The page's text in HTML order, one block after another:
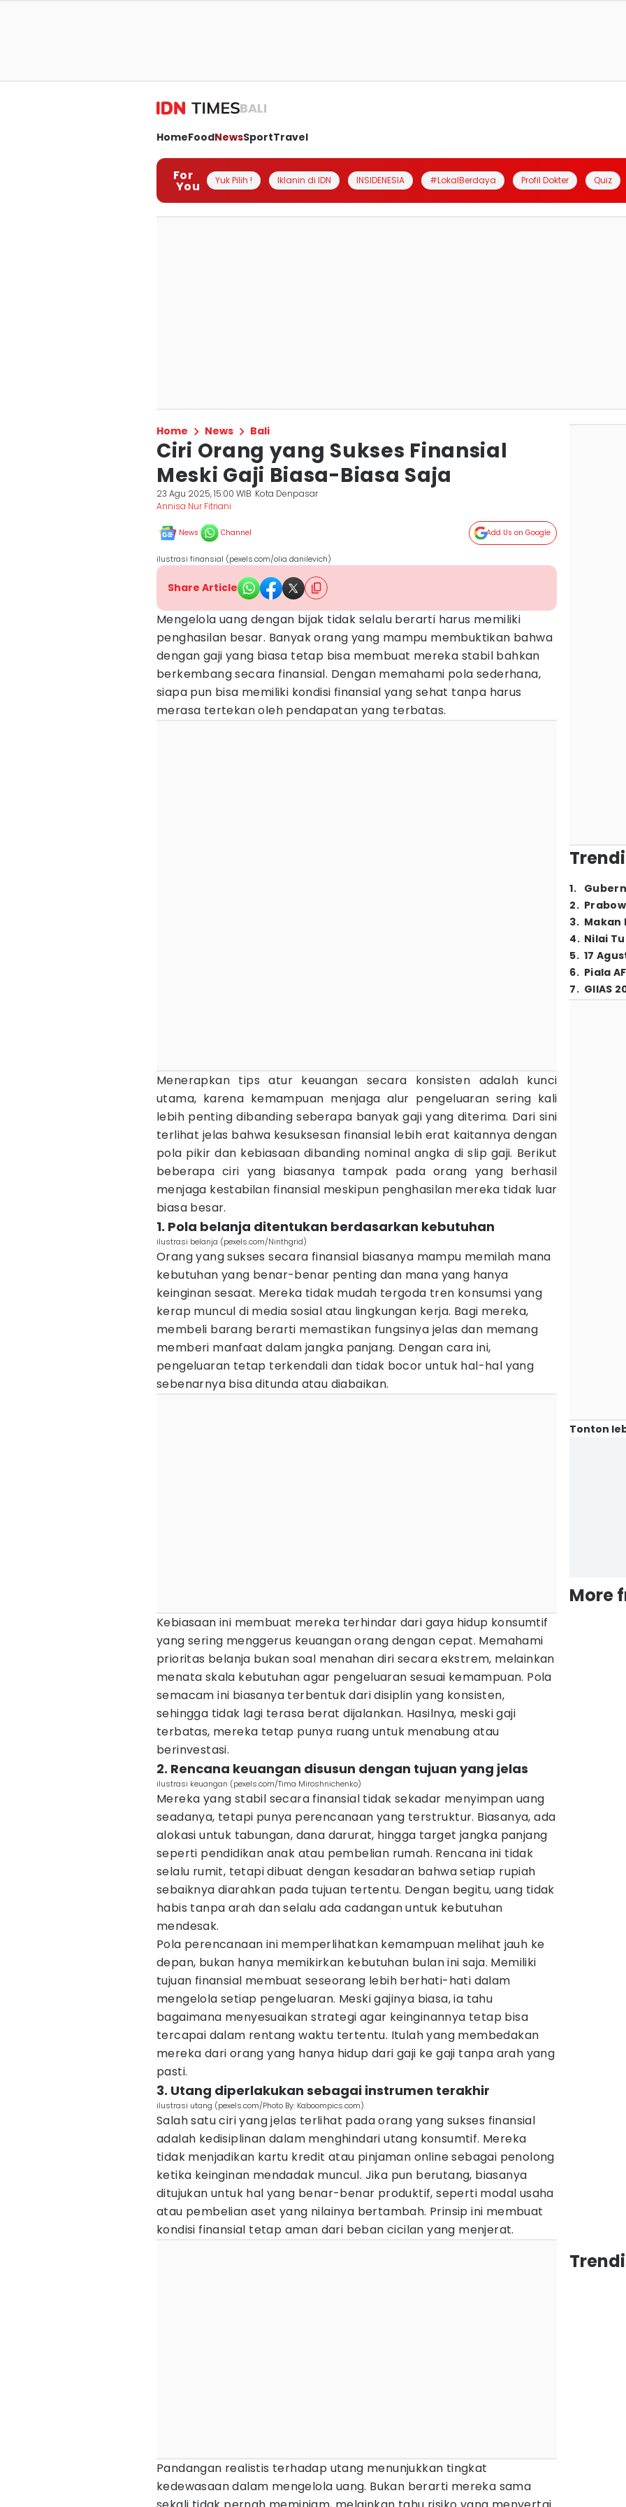
BALI
HomeFoodNewsSportTravel
For
You Yuk Pilih ! Iklanin di IDN INSIDENESIA #LokalBerdaya Profil Dokter Quiz
Home News Bali
Ciri Orang yang Sukses Finansial
Meski Gaji Biasa-Biasa Saja
23 Agu 2025, 15:00 WIB Kota Denpasar
Annisa Nur Fitriani
News Channel Add Us on Google
ilustrasi finansial (pexels.com/olia danilevich)
Share Article
Mengelola uang dengan bijak tidak selalu berarti harus memiliki
penghasilan besar. Banyak orang yang mampu membuktikan bahwa
dengan gaji yang biasa tetap bisa membuat mereka stabil bahkan
berkembang secara finansial. Dengan memahami pola sederhana,
siapa pun bisa memiliki kondisi finansial yang sehat tanpa harus
merasa tertekan oleh pendapatan yang terbatas.
Menerapkan tips atur keuangan secara konsisten adalah kunci
utama, karena kemampuan menjaga alur pengeluaran sering kali
lebih penting dibanding seberapa banyak gaji yang diterima. Dari sini
terlihat jelas bahwa kesuksesan finansial lebih erat kaitannya dengan
pola pikir dan kebiasaan dibanding nominal angka di slip gaji. Berikut
beberapa ciri yang biasanya tampak pada orang yang berhasil
menjaga kestabilan finansial meskipun penghasilan mereka tidak luar
biasa besar.
1. Pola belanja ditentukan berdasarkan kebutuhan
ilustrasi belanja (pexels.com/Ninthgrid)
Orang yang sukses secara finansial biasanya mampu memilah mana
kebutuhan yang benar-benar penting dan mana yang hanya
keinginan sesaat. Mereka tidak mudah tergoda tren konsumsi yang
kerap muncul di media sosial atau lingkungan kerja. Bagi mereka,
membeli barang berarti memastikan fungsinya jelas dan memang
memberi manfaat dalam jangka panjang. Dengan cara ini,
pengeluaran tetap terkendali dan tidak bocor untuk hal-hal yang
sebenarnya bisa ditunda atau diabaikan.
Kebiasaan ini membuat mereka terhindar dari gaya hidup konsumtif
yang sering menggerus keuangan orang dengan cepat. Memahami
prioritas belanja bukan soal menahan diri secara ekstrem, melainkan
menata skala kebutuhan agar pengeluaran sesuai kemampuan. Pola
semacam ini biasanya terbentuk dari disiplin yang konsisten,
sehingga tidak lagi terasa berat dijalankan. Hasilnya, meski gaji
terbatas, mereka tetap punya ruang untuk menabung atau
berinvestasi.
2. Rencana keuangan disusun dengan tujuan yang jelas
ilustrasi keuangan (pexels.com/Tima Miroshnichenko)
Mereka yang stabil secara finansial tidak sekadar menyimpan uang
seadanya, tetapi punya perencanaan yang terstruktur. Biasanya, ada
alokasi untuk tabungan, dana darurat, hingga target jangka panjang
seperti pendidikan anak atau pembelian rumah. Rencana ini tidak
selalu rumit, tetapi dibuat dengan kesadaran bahwa setiap rupiah
sebaiknya diarahkan pada tujuan tertentu. Dengan begitu, uang tidak
habis tanpa arah dan selalu ada cadangan untuk kebutuhan
mendesak.
Pola perencanaan ini memperlihatkan kemampuan melihat jauh ke
depan, bukan hanya memikirkan kebutuhan bulan ini saja. Memiliki
tujuan finansial membuat seseorang lebih berhati-hati dalam
mengelola setiap pengeluaran. Meski gajinya biasa, ia tahu
bagaimana menyesuaikan strategi agar keinginannya tetap bisa
tercapai dalam rentang waktu tertentu. Itulah yang membedakan
mereka dari orang yang hanya hidup dari gaji ke gaji tanpa arah yang
pasti.
3. Utang diperlakukan sebagai instrumen terakhir
ilustrasi utang (pexels.com/Photo By: Kaboompics.com)
Salah satu ciri yang jelas terlihat pada orang yang sukses finansial
adalah kedisiplinan dalam menghindari utang konsumtif. Mereka
tidak menjadikan kartu kredit atau pinjaman online sebagai penolong
ketika keinginan mendadak muncul. Jika pun berutang, biasanya
ditujukan untuk hal yang benar-benar produktif, seperti modal usaha
atau pembelian aset yang nilainya bertambah. Prinsip ini membuat
kondisi finansial tetap aman dari beban cicilan yang menjerat.
Pandangan realistis terhadap utang menunjukkan tingkat
kedewasaan dalam mengelola uang. Bukan berarti mereka sama
1.
2.
3. Makan
4. Nilai
5. 17
6. Piala
7. GIIAS
Tonton
More